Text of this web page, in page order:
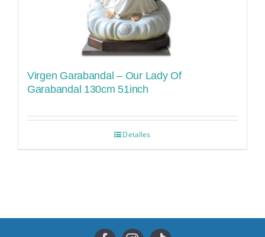
Virgen Garabandal – Our Lady Of
Garabandal 130cm 51inch
Detalles